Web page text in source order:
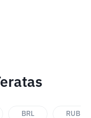
BRL RUB